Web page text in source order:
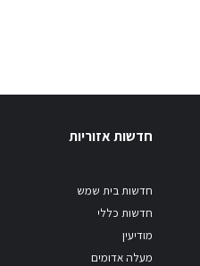
חדשות אזוריות
חדשות בית שמש
חדשות כללי
מודיעין
מעלה אדומים